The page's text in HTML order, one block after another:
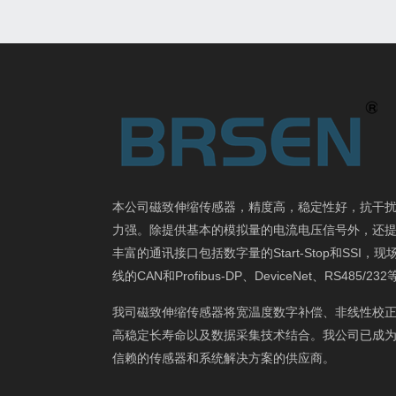
本公司磁致伸缩传感器，精度高，稳定性好，抗干
力强。除提供基本的模拟量的电流电压信号外，还
丰富的通讯接口包括数字量的Start-Stop和SSI，现
线的CAN和Profibus-DP、DeviceNet、RS485/232
我司磁致伸缩传感器将宽温度数字补偿、非线性校
高稳定长寿命以及数据采集技术结合。我公司已成
信赖的传感器和系统解决方案的供应商。